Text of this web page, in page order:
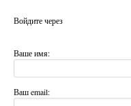
Войдите через
Ваше имя:
Ваш email: